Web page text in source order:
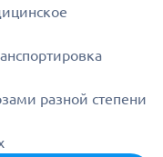
разной степени